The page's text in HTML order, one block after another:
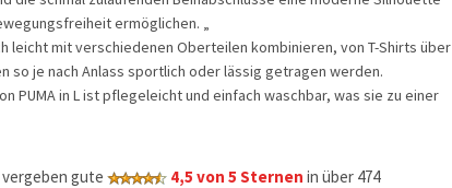
ermöglichen. „
leicht mit verschiedenen Oberteilen kombinieren, von T-Shirts über
so je nach Anlass sportlich oder lässig getragen werden.
PUMA in L ist pflegeleicht und einfach waschbar, was sie zu einer
gute 4,5 von 5 Sternen in über 474